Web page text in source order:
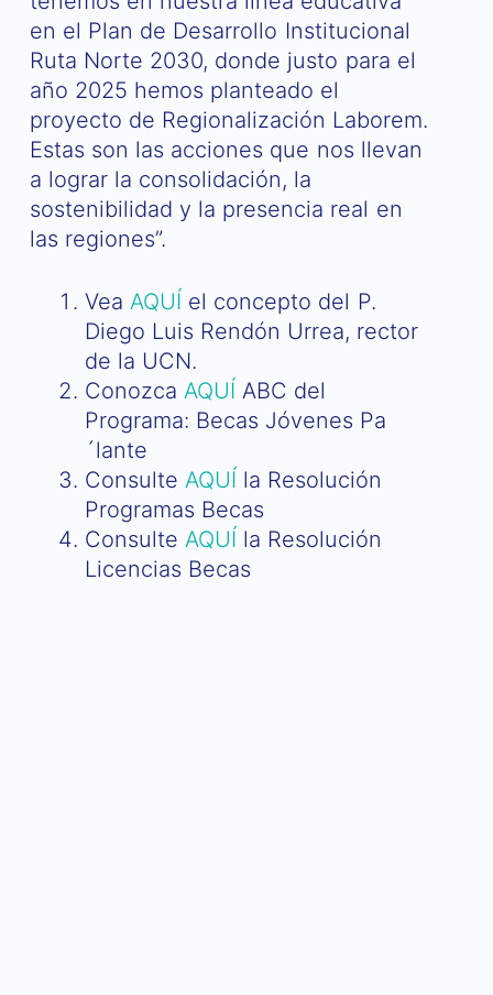
en el Plan de Desarrollo Institucional
Ruta Norte 2030, donde justo para el
año 2025 hemos planteado el
proyecto de Regionalización Laborem.
Estas son las acciones que nos llevan
a lograr la consolidación, la
sostenibilidad y la presencia real en
las regiones”.
Vea AQUÍ el concepto del P.
Diego Luis Rendón Urrea, rector
de la UCN.
Conozca AQUÍABC del
Programa: Becas Jóvenes Pa
´lante
Consulte AQUÍ la Resolución
Programas Becas
Consulte AQUÍ la Resolución
Licencias Becas